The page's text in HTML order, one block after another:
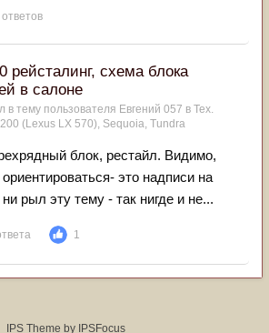
рейсталинг, схема блока
в салоне
в тему пользователя Евгений 057 в Тех.
(Lexus LX 570), Sequoia, Tundra
блок, рестайл. Видимо,
это надписи на
рыл эту тему - так нигде и не...
1
IPS Theme by IPSFocus